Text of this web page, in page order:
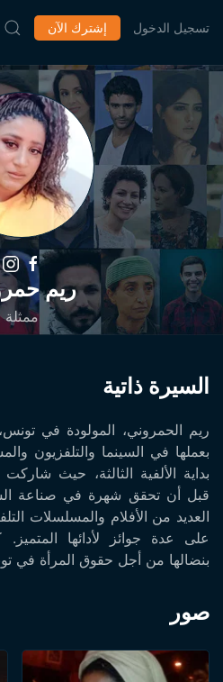
إشترك الآن تسجيل الدخول
ريم
ممثلة
السيرة ذاتية
ريم الحمروني، المولودة في
بعملها في السينما والتلفزيون
بداية الألفية الثالثة، حيث
قبل أن تحقق شهرة في صناعة
العديد من الأفلام والمسلسلات
على عدة جوائز لأدائها
بنضالها من أجل حقوق المرأة في
صور